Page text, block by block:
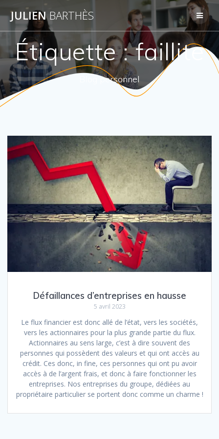
content
JULIENBARTHÈS
Étiquette :faillite
Blog personnel
Défaillances d’entreprises en hausse
5 avril 2023
Le flux financier est donc allé de l’état, vers les sociétés,
vers les actionnaires pour la plus grande partie du flux.
Actionnaires au sens large, c’est à dire souvent des
personnes qui possèdent des valeurs et qui ont accès au
crédit. Ces donc, in fine, ces personnes qui ont pu avoir
accès à de l’argent frais, et donc à faire fonctionner les
entreprises. Nos entreprises du groupe, dédiées au
propriétaire particulier se portent donc comme un charme !